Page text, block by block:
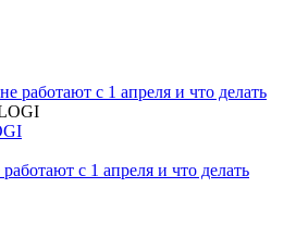
с 1 апреля и что делать